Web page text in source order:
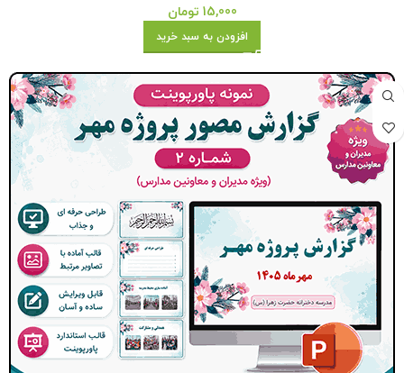
15,000 تومان
افزودن به سبد خرید